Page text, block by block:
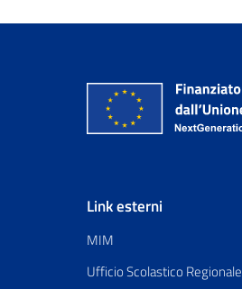
Link esterni
MIM
Ufficio Scolastico Regionale